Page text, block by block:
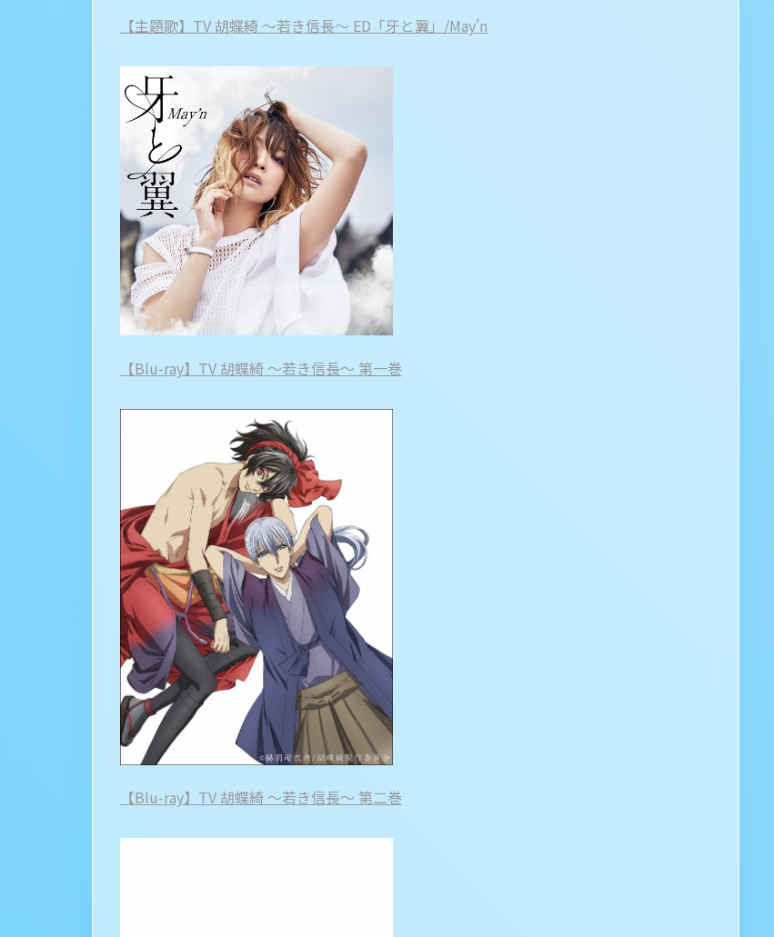
【主題歌】TV 胡蝶綺 ～若き信長～ ED「牙と翼」/May’n
【Blu-ray】TV 胡蝶綺 ～若き信長～ 第一巻
【Blu-ray】TV 胡蝶綺 ～若き信長～ 第二巻